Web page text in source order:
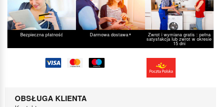
Bezpieczna płatność Darmowa dostawa* Zwrot i wymiana gratis : pełna
satysfakcja lub zwrot w okresie
15 dni
OBSŁUGA KLIENTA